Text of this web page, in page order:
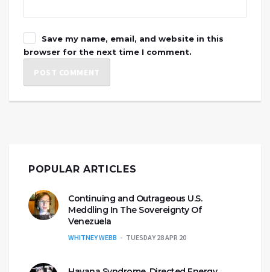
Save my name, email, and website in this
browser for the next time I comment.
POPULAR ARTICLES
Continuing and Outrageous U.S.
Meddling In The Sovereignty Of
Venezuela
WHITNEY WEBB TUESDAY 28 APR 20